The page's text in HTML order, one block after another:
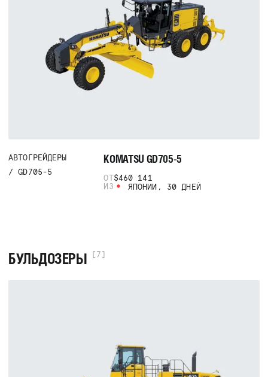
GD705-5
АВТОГРЕЙДЕРЫ KOMATSU GD705-5
ОТ$460 141
ИЗ
ЯПОНИИ, 30 ДНЕЙ
БУЛЬДОЗЕРЫ [7]